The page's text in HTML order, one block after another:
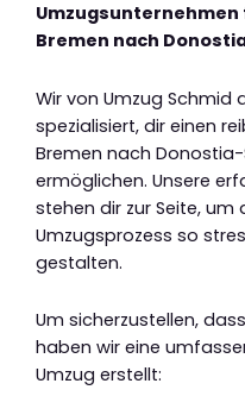
Umzugsunternehmen
Bremen nach
Wir von Umzug Schmid
spezialisiert, dir einen
Bremen nach
ermöglichen. Unsere
stehen dir zur Seite,
Umzugsprozess so
gestalten.
Um sicherzustellen,
haben wir eine
Umzug erstellt: